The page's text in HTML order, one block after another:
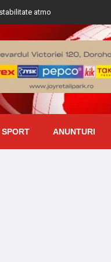
pentru județul Botoșani!
SPORT ANUNTURI